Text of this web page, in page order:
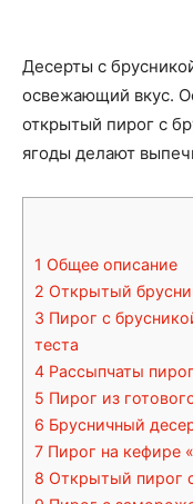
Десерты с
освежающий вкус.
открытый пирог с
ягоды делают
1 Общее описание
2 Открытый
3 Пирог с
теста
4 Рассыпчаты
5 Пирог из
6 Брусничный
7 Пирог на кефире
8 Открытый пирог